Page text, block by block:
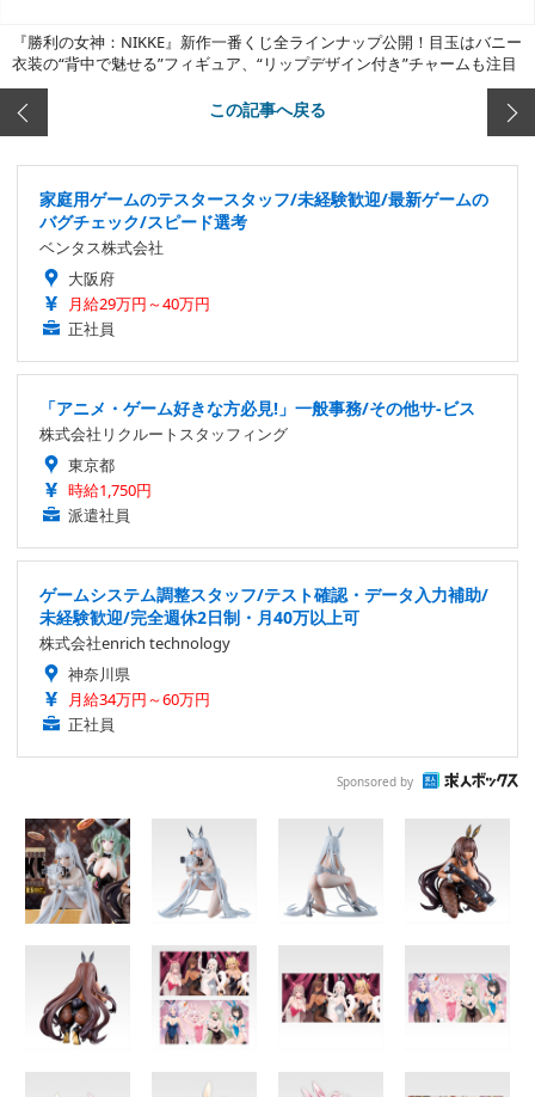
『勝利の女神：NIKKE』新作一番くじ全ラインナップ公開！目玉はバニー
衣装の“背中で魅せる”フィギュア、“リップデザイン付き”チャームも注目
この記事へ戻る
家庭用ゲームのテスタースタッフ/未経験歓迎/最新ゲームの
バグチェック/スピード選考
ベンタス株式会社
大阪府
月給29万円～40万円
正社員
「アニメ・ゲーム好きな方必見!」一般事務/その他サ-ビス
株式会社リクルートスタッフィング
東京都
時給1,750円
派遣社員
ゲームシステム調整スタッフ/テスト確認・データ入力補助/
未経験歓迎/完全週休2日制・月40万以上可
株式会社enrich technology
神奈川県
月給34万円～60万円
正社員
Sponsored by